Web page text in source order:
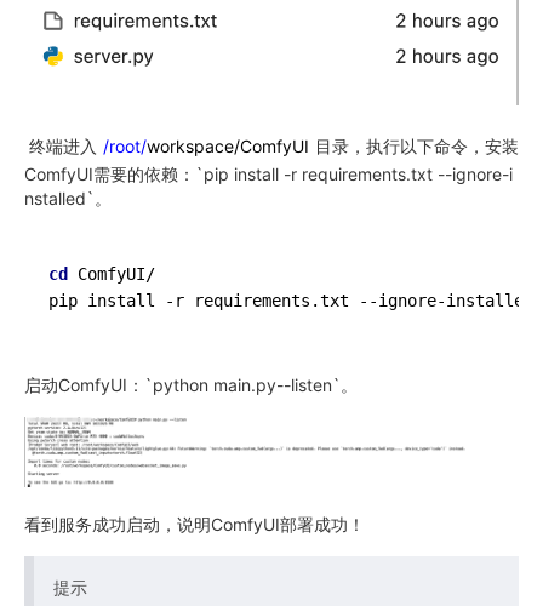
终端进入 /root/workspace/ComfyUI 目录，执行以下命令，安装
ComfyUI需要的依赖：`pip install -r requirements.txt --ignore-i
nstalled`。
cd ComfyUI/
pip install -r requirements.txt
--ignore-installed
启动ComfyUI：`python main.py--listen`。
看到服务成功启动，说明ComfyUI部署成功！
提示